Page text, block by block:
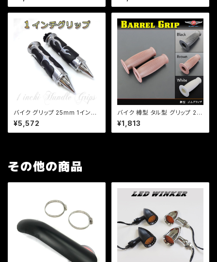
ッグスター バルカン イントルー
ッグスター バルカン イントルー
バイク グリップ 25mm 1インチ
アメリカン グリップ カスタム ア
ルミ製 炎柄 ゴムラバー ドラッグ
スター バルカン イントルーダー
¥5,572
バイク 樽型 タル型 グリップ 22
mm 左右セット 【ブラック・ブラ
ウン・ホワイト】選択 カスタム ゴ
ムグリップ チョッパー アメリカン
¥1,813
その他の商品